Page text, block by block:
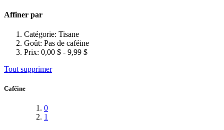
Affiner par
Catégorie: Tisane
Goût: Pas de caféine
Prix: 0,00 $ - 9,99 $
Tout supprimer
Caféine
0
1